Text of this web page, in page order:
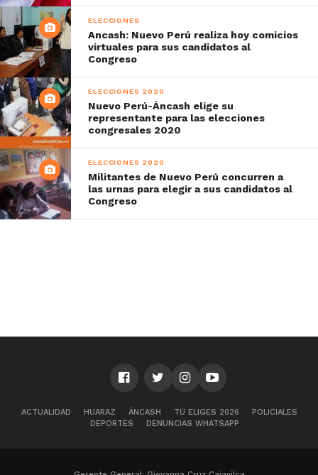
ELECCIONES
Ancash: Nuevo Perú realiza hoy comicios
virtuales para sus candidatos al
Congreso
ELECCIONES 2020
Nuevo Perú-Áncash elige su
representante para las elecciones
congresales 2020
ELECCIONES 2020
Militantes de Nuevo Perú concurren a
las urnas para elegir a sus candidatos al
Congreso
ACTUALIDAD HUARAZ ÁNCASH TÚ ELIGES 2026
POLICIALES
DEPORTES
DENUNCIAS WHATSAPP